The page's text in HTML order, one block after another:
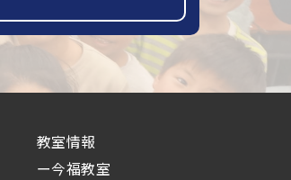
教室情報
ー今福教室